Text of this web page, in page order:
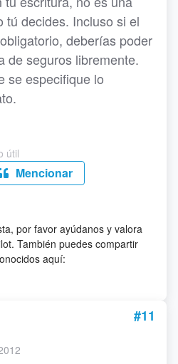
tú decides. Incluso si el
deberías poder
de seguros libremente.
se especifique lo
útil
Mencionar
por favor ayúdanos y valora
También puedes compartir
aquí:
#11